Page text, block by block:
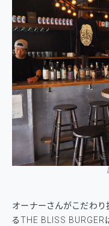
オーナーさんがこだわり
るTHE BLISS BURGER